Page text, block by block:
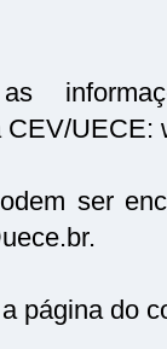
UECE:
ser
página do